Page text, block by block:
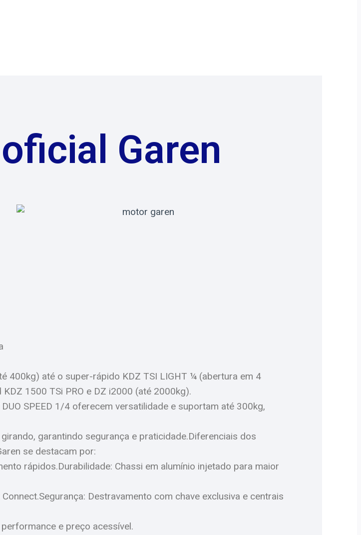
Garen
400kg) até o super-rápido KDZ TSI LIGHT ¼ (abertura em 4
1500 TSi PRO e DZ i2000 (até 2000kg).
SPEED 1/4 oferecem versatilidade e suportam até 300kg,
garantindo segurança e praticidade.Diferenciais dos
se destacam por:
rápidos.Durabilidade: Chassi em alumínio injetado para maior
Destravamento com chave exclusiva e centrais
e preço acessível.